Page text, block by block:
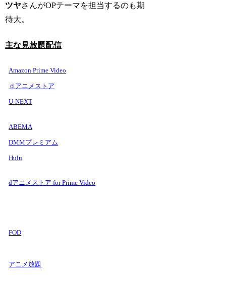
ツヤさんがOPテーマを担当するのも期
待大。
主な見放題配信
Amazon Prime Video
ｄアニメストア
U-NEXT
ABEMA
DMMプレミアム
Hulu
dアニメストア for Prime Video
FOD
アニメ放題